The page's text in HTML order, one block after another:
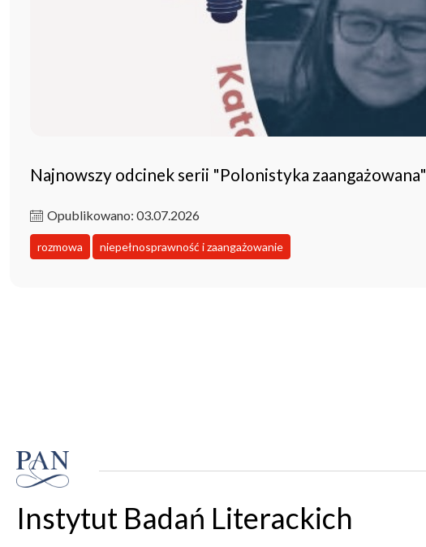
Najnowszy odcinek serii "Polonistyka zaangażowana"
Opublikowano: 03.07.2026
rozmowa niepełnosprawność i zaangażowanie
Instytut Badań Literackich